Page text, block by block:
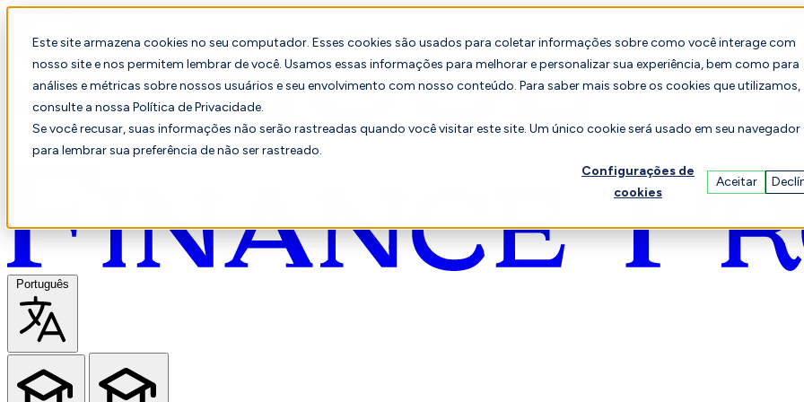
Este site armazena cookies no seu computador. Esses cookies são usados para coletar informações sobre como você interage com
nosso site e nos permitem lembrar de você. Usamos essas informações para melhorar e personalizar sua experiência, bem como para
análises e métricas sobre nossos usuários e seu envolvimento com nosso conteúdo. Para saber mais sobre os cookies que utilizamos,
consulte a nossa Política de Privacidade.
Se você recusar, suas informações não serão rastreadas quando você visitar este site. Um único cookie será usado em seu navegador
para lembrar sua preferência de não ser rastreado.
Configurações de
cookies
Aceitar
Português